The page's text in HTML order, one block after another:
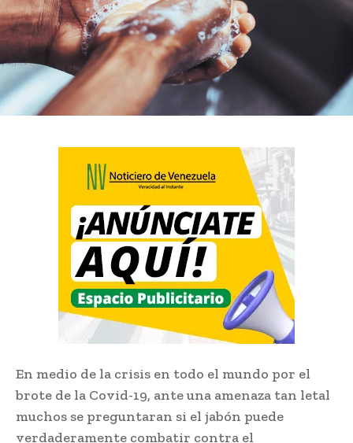
En medio de la crisis en todo el mundo por el
brote de la Covid-19, ante una amenaza tan letal
muchos se preguntaran si el jabón puede
verdaderamente combatir contra el